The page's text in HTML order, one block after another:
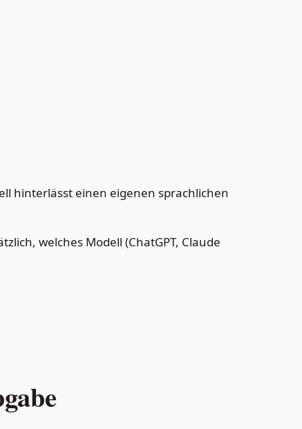
hinterlässt einen eigenen sprachlichen
welches Modell (ChatGPT, Claude